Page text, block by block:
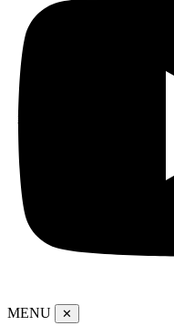
MENU ✕